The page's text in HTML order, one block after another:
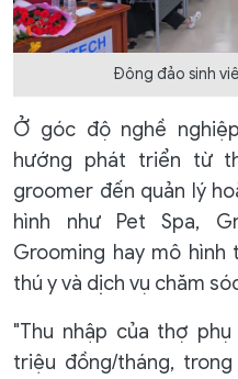
Đông đảo sinh
Ở góc độ nghề
hướng phát triển từ
groomer đến quản lý
hình như Pet Spa,
Grooming hay mô hình
thú y và dịch vụ chăm
"Thu nhập của thợ
triệu đồng/tháng,